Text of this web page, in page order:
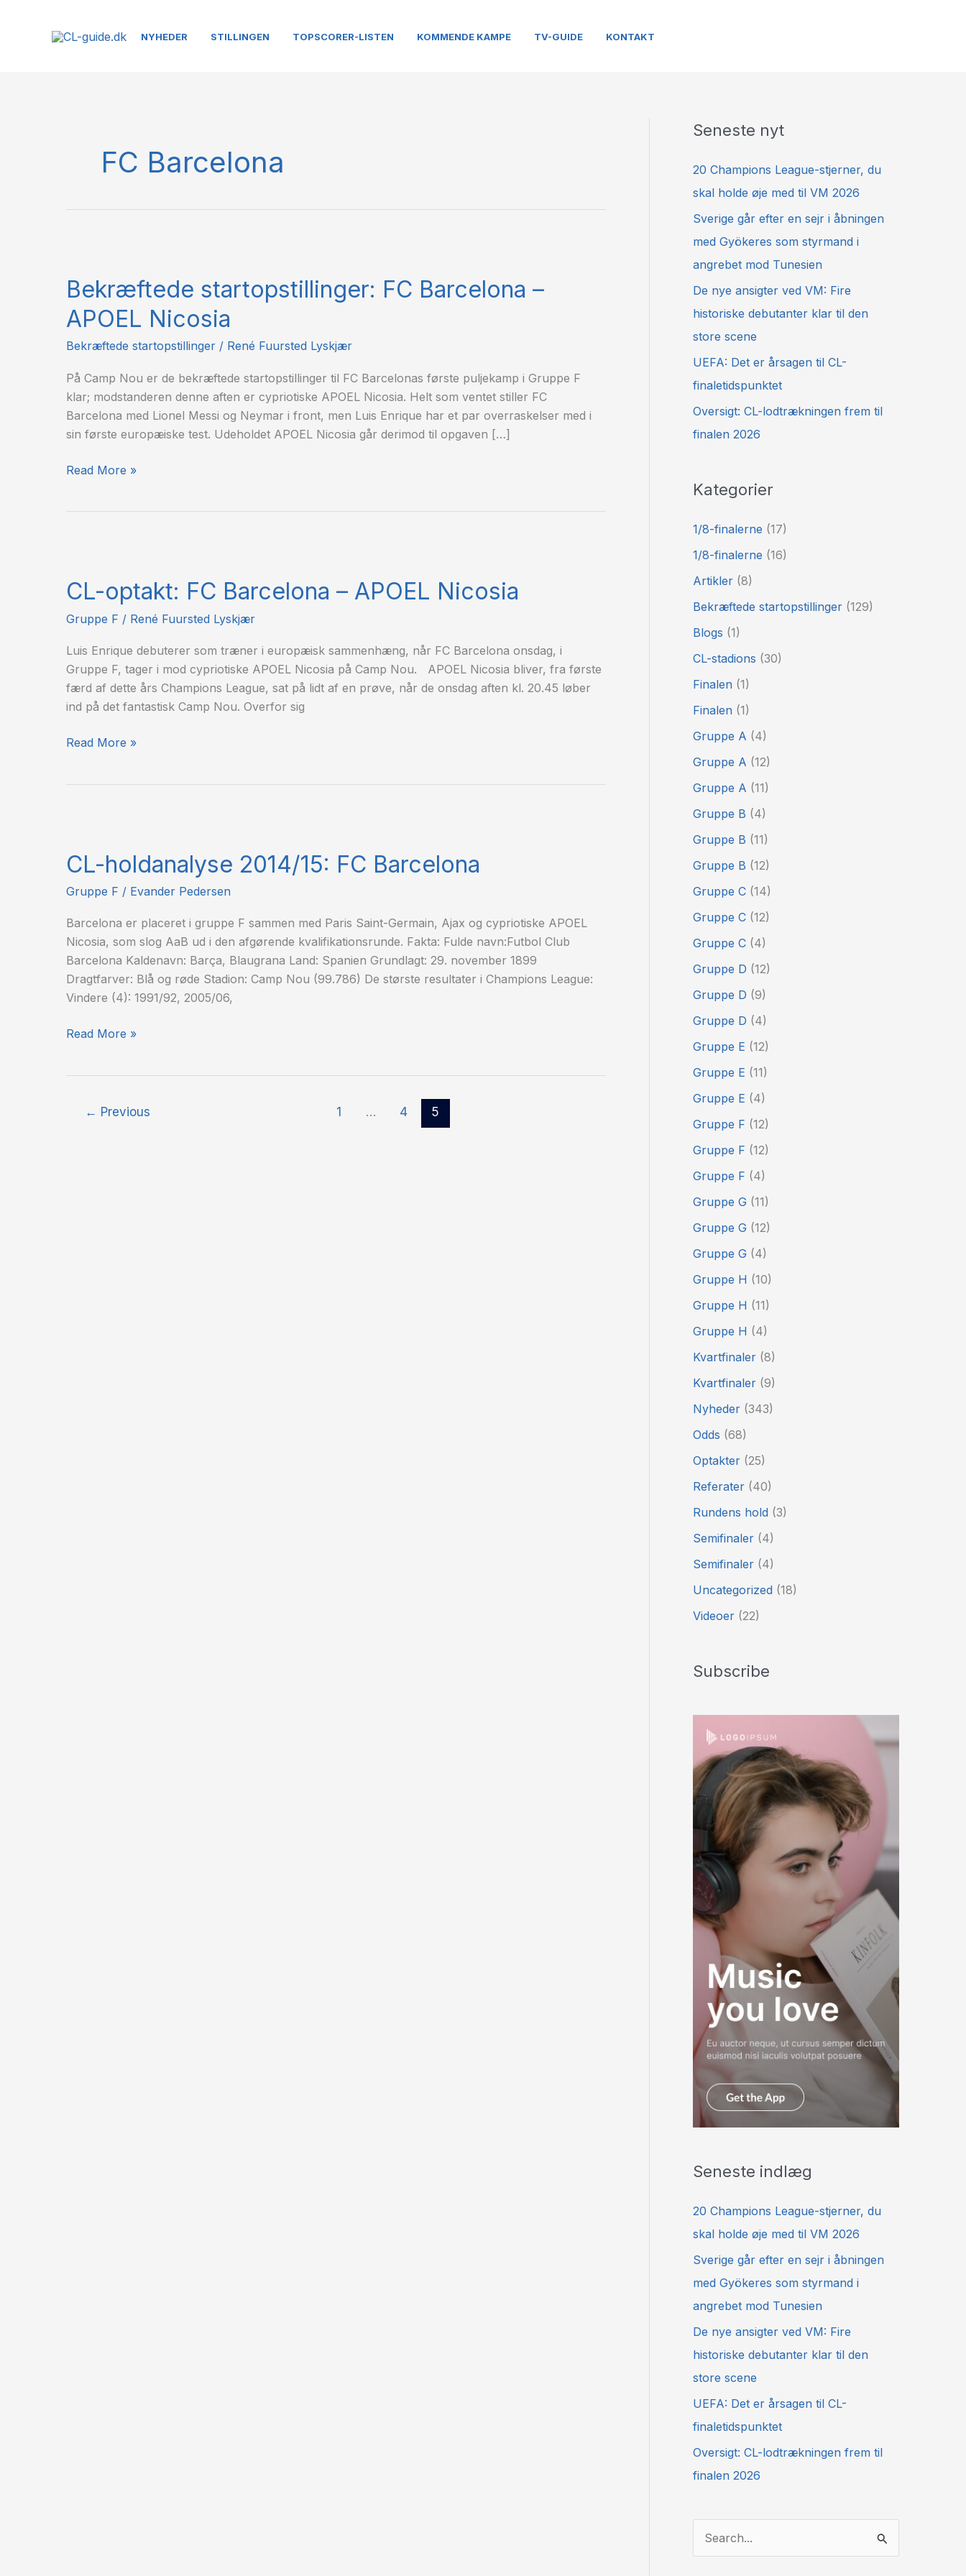
NYHEDER STILLINGEN TOPSCORER-LISTEN KOMMENDE KAMPE TV-GUIDE KONTAKT
FC Barcelona
Bekræftede startopstillinger: FC Barcelona –
APOEL Nicosia
Bekræftede startopstillinger / René Fuursted Lyskjær
På Camp Nou er de bekræftede startopstillinger til FC Barcelonas første puljekamp i Gruppe F
klar; modstanderen denne aften er cypriotiske APOEL Nicosia. Helt som ventet stiller FC
Barcelona med Lionel Messi og Neymar i front, men Luis Enrique har et par overraskelser med i
sin første europæiske test. Udeholdet APOEL Nicosia går derimod til opgaven […]
FC
–
APOEL
Read More »
CL-optakt: FC Barcelona – APOEL Nicosia
Gruppe F / René Fuursted Lyskjær
Luis Enrique debuterer som træner i europæisk sammenhæng, når FC Barcelona onsdag, i
Gruppe F, tager i mod cypriotiske APOEL Nicosia på Camp Nou. APOEL Nicosia bliver, fra første
færd af dette års Champions League, sat på lidt af en prøve, når de onsdag aften kl. 20.45 løber
ind på det fantastisk Camp Nou. Overfor sig
FC
Barcelona
–
APOEL
Nicosia
Read More »
CL-holdanalyse 2014/15: FC Barcelona
Gruppe F / Evander Pedersen
Barcelona er placeret i gruppe F sammen med Paris Saint-Germain, Ajax og cypriotiske APOEL
Nicosia, som slog AaB ud i den afgørende kvalifikationsrunde. Fakta: Fulde navn:Futbol Club
Barcelona Kaldenavn: Barça, Blaugrana Land: Spanien Grundlagt: 29. november 1899
Dragtfarver: Blå og røde Stadion: Camp Nou (99.786) De største resultater i Champions League:
Vindere (4): 1991/92, 2005/06,
2014/15:
Barcelona
Read More »
← Previous 1 … 4 5
Seneste nyt
20 Champions League-stjerner, du
skal holde øje med til VM 2026
Sverige går efter en sejr i åbningen
med Gyökeres som styrmand i
angrebet mod Tunesien
De nye ansigter ved VM: Fire
historiske debutanter klar til den
store scene
UEFA: Det er årsagen til CL-
finaletidspunktet
Oversigt: CL-lodtrækningen frem til
finalen 2026
Kategorier
1/8-finalerne (17)
1/8-finalerne (16)
Artikler (8)
Bekræftede startopstillinger (129)
Blogs (1)
CL-stadions (30)
Finalen (1)
Finalen (1)
Gruppe A (4)
Gruppe A (12)
Gruppe A (11)
Gruppe B (4)
Gruppe B (11)
Gruppe B (12)
Gruppe C (14)
Gruppe C (12)
Gruppe C (4)
Gruppe D (12)
Gruppe D (9)
Gruppe D (4)
Gruppe E (12)
Gruppe E (11)
Gruppe E (4)
Gruppe F (12)
Gruppe F (12)
Gruppe F (4)
Gruppe G (11)
Gruppe G (12)
Gruppe G (4)
Gruppe H (10)
Gruppe H (11)
Gruppe H (4)
Kvartfinaler (8)
Kvartfinaler (9)
Nyheder (343)
Odds (68)
Optakter (25)
Referater (40)
Rundens hold (3)
Semifinaler (4)
Semifinaler (4)
Uncategorized (18)
Videoer (22)
Subscribe
Seneste indlæg
20 Champions League-stjerner, du
skal holde øje med til VM 2026
Sverige går efter en sejr i åbningen
med Gyökeres som styrmand i
angrebet mod Tunesien
De nye ansigter ved VM: Fire
historiske debutanter klar til den
store scene
UEFA: Det er årsagen til CL-
finaletidspunktet
Oversigt: CL-lodtrækningen frem til
finalen 2026